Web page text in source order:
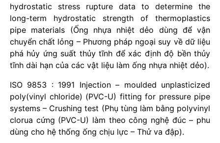
hydrostatic stress rupture data to determine the
long-term hydrostatic strength of thermoplastics
pipe materials (Ống nhựa nhiệt dẻo dùng để vận
chuyển chất lỏng – Phương pháp ngoại suy về dữ liệu
phá hủy ứng suất thủy tĩnh để xác định độ bền thủy
tĩnh dài hạn của các vật liệu làm ống nhựa nhiệt dẻo).
ISO 9853 : 1991 Injection – moulded unplasticized
poly(vinyl chloride) (PVC-U) fitting for pressure pipe
systems – Crushing test (Phụ tùng làm bằng polyvinyl
clorua cứng (PVC-U) làm theo công nghệ đúc – phu
dùng cho hệ thống ống chịu lực – Thử va đập).